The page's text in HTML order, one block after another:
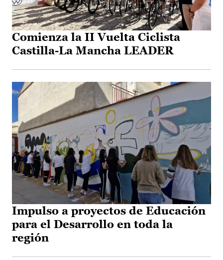
Comienza la II Vuelta Ciclista
Castilla-La Mancha LEADER
Impulso a proyectos de Educación
para el Desarrollo en toda la
región